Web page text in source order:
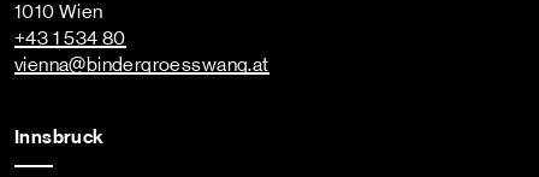
1010 Wien
+43 1 534 80
vienna@bindergroesswang.at
Innsbruck